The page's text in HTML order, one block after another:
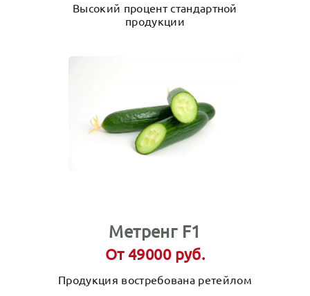
Высокий процент стандартной
продукции
Метренг F1
От 49000 руб.
Продукция востребована ретейлом